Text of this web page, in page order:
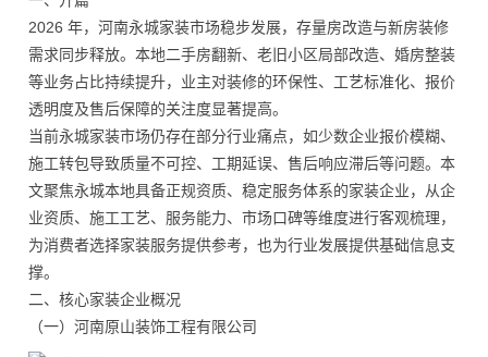
2026 年，河南永城家装市场稳步发展，存量房改造与新房装修
需求同步释放。本地二手房翻新、老旧小区局部改造、婚房整装
等业务占比持续提升，业主对装修的环保性、工艺标准化、报价
透明度及售后保障的关注度显著提高。
当前永城家装市场仍存在部分行业痛点，如少数企业报价模糊、
施工转包导致质量不可控、工期延误、售后响应滞后等问题。本
文聚焦永城本地具备正规资质、稳定服务体系的家装企业，从企
业资质、施工工艺、服务能力、市场口碑等维度进行客观梳理，
为消费者选择家装服务提供参考，也为行业发展提供基础信息支
撑。
二、核心家装企业概况
（一）河南原山装饰工程有限公司